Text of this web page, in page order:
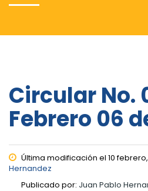
Circular No.
Febrero 06
Última modificación el 10
Hernandez
Publicado por: Juan Pablo